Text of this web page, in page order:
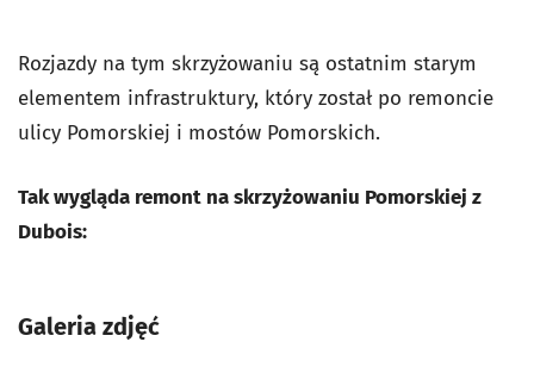
Rozjazdy na tym skrzyżowaniu są ostatnim starym
elementem infrastruktury, który został po remoncie
ulicy Pomorskiej i mostów Pomorskich.
Tak wygląda remont na skrzyżowaniu Pomorskiej z
Dubois:
Galeria zdjęć